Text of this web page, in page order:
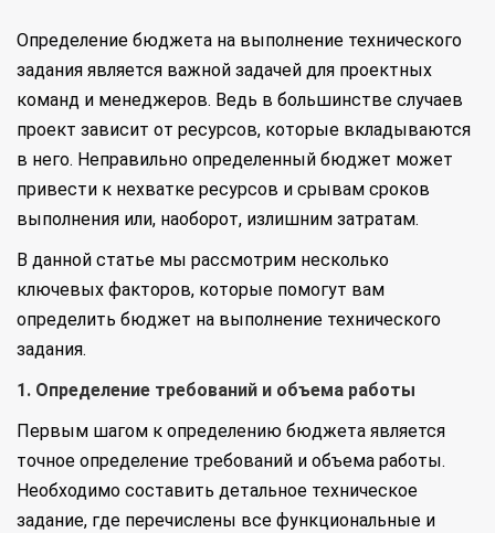
Определение бюджета на выполнение технического
задания является важной задачей для проектных
команд и менеджеров. Ведь в большинстве случаев
проект зависит от ресурсов, которые вкладываются
в него. Неправильно определенный бюджет может
привести к нехватке ресурсов и срывам сроков
выполнения или, наоборот, излишним затратам.
В данной статье мы рассмотрим несколько
ключевых факторов, которые помогут вам
определить бюджет на выполнение технического
задания.
1. Определение требований и объема работы
Первым шагом к определению бюджета является
точное определение требований и объема работы.
Необходимо составить детальное техническое
задание, где перечислены все функциональные и